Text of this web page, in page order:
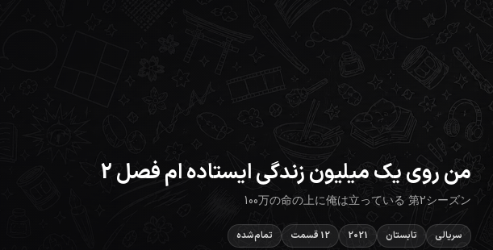
من روی یک میلیون زندگی ایستاده ام فصل 2
100万の命の上に俺は立っている 第2シーズン
سریالی تابستان 2021 12 قسمت تمام‌شده